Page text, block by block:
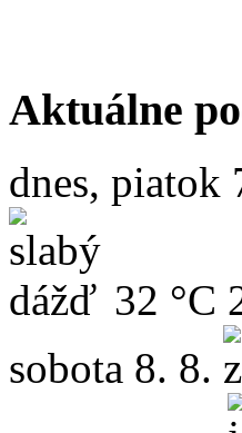
Aktuálne
dnes, piatok
32 °C
sobota 8. 8.